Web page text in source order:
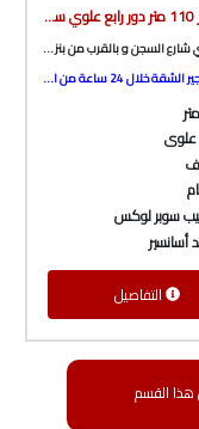
شقة ايجار 110 متر دور رابع علوي سلم جانبي شارع السجن و بالقرب من بنزنيه الباجوري من الوسيط العقارية بشبين الكوم
الشقة جانبي شارع السجن و بالقرب من بنزينه الباجوري
مبروك تم تأجير الشقة خلال 24 ساعة من الاعلان عنها ^_^
علوى
سوبر لوكس
أسانسير
التفاصيل
القسم